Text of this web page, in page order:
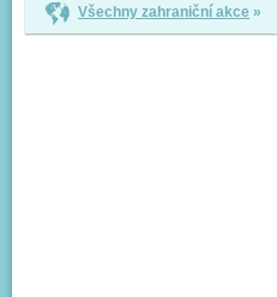
Všechny zahraniční akce »